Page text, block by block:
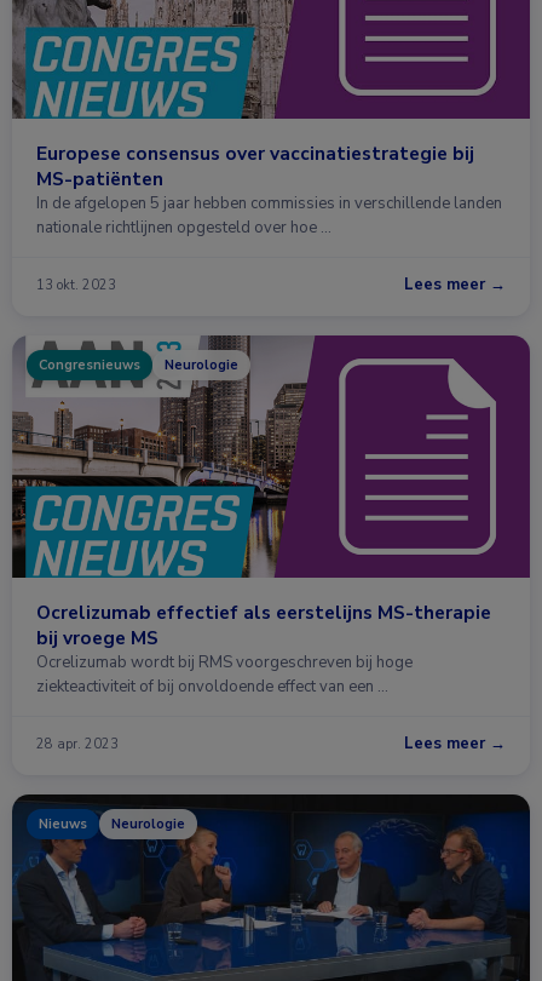
Europese consensus over vaccinatiestrategie bij
MS-patiënten
In de afgelopen 5 jaar hebben commissies in verschillende landen
nationale richtlijnen opgesteld over hoe …
13 okt. 2023 Lees meer →
Congresnieuws Neurologie
Ocrelizumab effectief als eerstelijns MS-therapie
bij vroege MS
Ocrelizumab wordt bij RMS voorgeschreven bij hoge
ziekteactiviteit of bij onvoldoende effect van een …
28 apr. 2023 Lees meer →
Nieuws Neurologie